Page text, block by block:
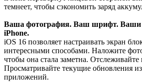
темнеет, чтобы сэкономить заряд
Ваша фотография. Ваш шрифт.
iPhone.
iOS 16 позволяет настраивать экран
интересными способами. Наложите
чтобы она стала заметна. Отслеживайте
Просматривайте текущие обновления
приложений.